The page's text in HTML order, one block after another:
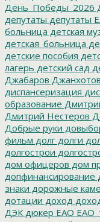
День_Победы_2026
депутаты депутаты
больница детская
детская_больница
детские пособия
лагерь детский сад
Джабаров Джанхотов
диспансеризация
образование
Дмитрий Нестеров
Добрые руки
фильм долг долги
долгострои
дом офицеров дом
допфинансирование
знаки дорожные
дотации доход
ДЭК дюкер ЕАО